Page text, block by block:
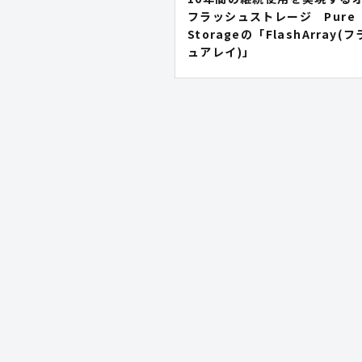
フラッシュストレージ Pure
Storageの「FlashArray(フ
ュアレイ)」